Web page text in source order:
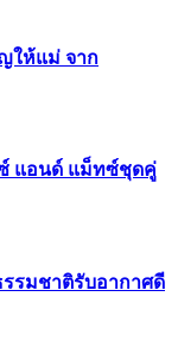
ให้แม่ จาก
ซ์ แอนด์ แม็ทซ์ชุดคู่
รมชาติรับอากาศดี